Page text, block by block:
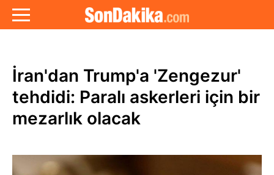
İran'dan Trump'a 'Zengezur'
tehdidi: Paralı askerleri için bir
mezarlık olacak